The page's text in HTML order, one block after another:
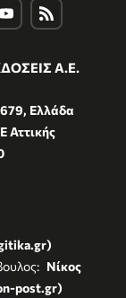
Α.Ε.
Ελλάδα
Νίκος
post.gr)